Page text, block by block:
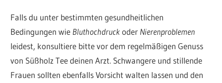
Falls du unter bestimmten gesundheitlichen
Bedingungen wie Bluthochdruckoder Nierenproblemen
leidest, konsultiere bitte vor dem regelmäßigen Genuss
von Süßholz Tee deinen Arzt. Schwangere und stillende
Frauen sollten ebenfalls Vorsicht walten lassen und den